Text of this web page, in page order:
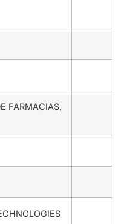
FARMACIAS,